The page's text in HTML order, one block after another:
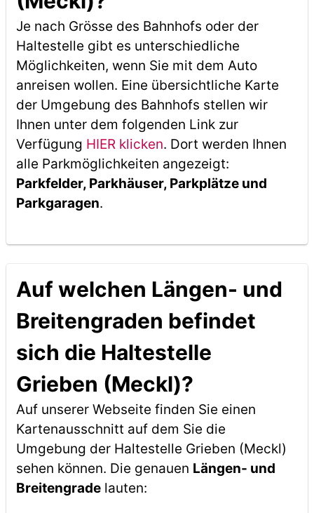
Je nach Grösse des Bahnhofs oder der
Haltestelle gibt es unterschiedliche
Möglichkeiten, wenn Sie mit dem Auto
anreisen wollen. Eine übersichtliche Karte
der Umgebung des Bahnhofs stellen wir
Ihnen unter dem folgenden Link zur
Verfügung HIER klicken. Dort werden Ihnen
alle Parkmöglichkeiten angezeigt:
Parkfelder, Parkhäuser, Parkplätze und
Parkgaragen.
Auf welchen Längen- und
Breitengraden befindet
sich die Haltestelle
Grieben (Meckl)?
Auf unserer Webseite finden Sie einen
Kartenausschnitt auf dem Sie die
Umgebung der Haltestelle Grieben (Meckl)
sehen können. Die genauen Längen- und
Breitengradelauten: